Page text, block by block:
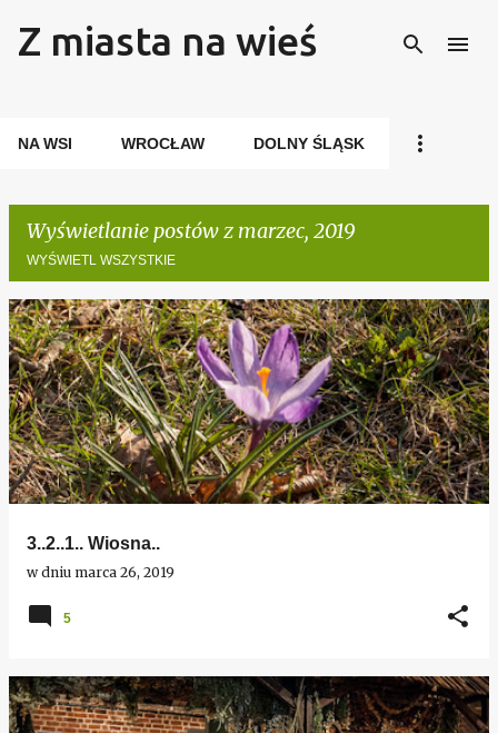
Przejdź do głównej zawartości
Z miasta na wieś
NA WSI WROCŁAW DOLNY ŚLĄSK
Wyświetlanie postów z marzec, 2019
WYŚWIETL WSZYSTKIE
P
o
s
y
3..2..1.. Wiosna..
w dniu marca 26, 2019
5